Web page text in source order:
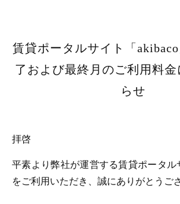
賃貸ポータルサイト「
了および最終月のご利用料
らせ
拝啓
平素より弊社が運営する賃貸ポータル
をご利用いただき、誠にありがとうご